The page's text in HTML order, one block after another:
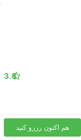
3.8
هم اکنون رزرو کنید